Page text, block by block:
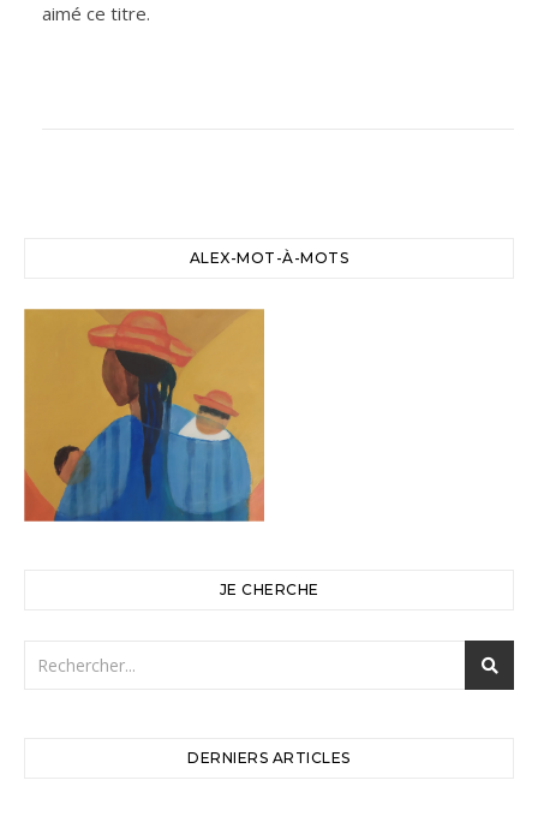
aimé ce titre.
ALEX-MOT-À-MOTS
JE CHERCHE
DERNIERS ARTICLES